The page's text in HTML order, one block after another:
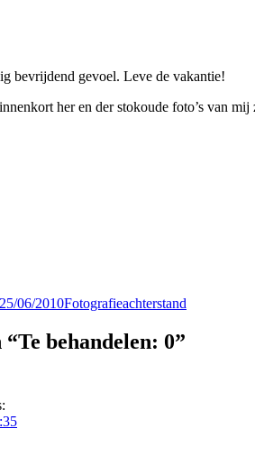
bevrijdend gevoel. Leve de vakantie!
her en der stokoude foto’s van
25/06/2010Fotografieachterstand
behandelen: 0”